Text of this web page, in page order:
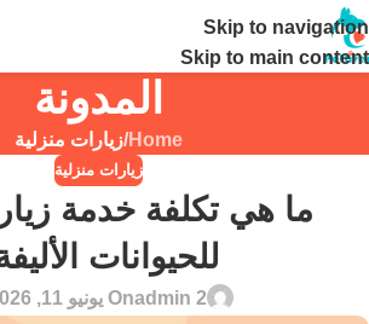
Skip to navigation
Skip to main content
المدونة
Home
/زيارات منزلية
زيارات منزلية
ما هي تكلفة خدمة
للحيوانات
admin 2On يونيو 11, 2026